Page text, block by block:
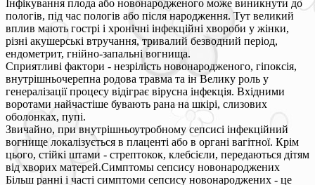
Інфікування плода або новонародженого може виникнути до
пологів, під час пологів або після народження. Тут великий
вплив мають гострі і хронічні інфекційні хвороби у жінки,
різні акушерські втручання, тривалий безводний період,
ендометрит, гнійно-запальні вогнища.
Сприятливі фактори - незрілість новонародженого, гіпоксія,
внутрішньочерепна родова травма та ін Велику роль у
генералізації процесу відіграє вірусна інфекція. Вхідними
воротами найчастіше бувають рана на шкірі, слизових
оболонках, пупі.
Звичайно, при внутрішньоутробному сепсисі інфекційний
вогнище локалізується в плаценті або в органі вагітної. Крім
цього, стійкі штами - стрептокок, клебсієли, передаються дітям
від хворих матерей.Симптомы сепсису новонароджених
Більш ранні і часті симптоми сепсису новонароджених - це